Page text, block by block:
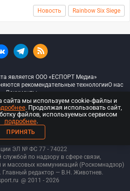
Новость Rainbow Six Siege
является ООО «ЕСПОРТ Медиа»
рекомендательные технологииО нас
Документы
— Все права защищены
18+
о регистрации средств массовой
ЭЛ № ФС 77 - 74022
по надзору в сфере связи,
и массовых коммуникаций (Роскомнадзор)
Главный редактор — В.Н. Животнев.
@ 2011 - 2026
сайта мы используем cookie-файлы и
. Продолжая использовать сайт,
файлов, используемых сервисом
подробнее.
ПРИНЯТЬ